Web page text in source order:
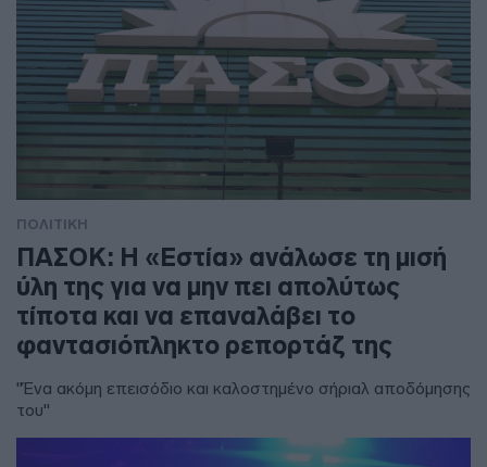
ΠΟΛΙΤΙΚΗ
ΠΑΣΟΚ: Η «Εστία» ανάλωσε τη μισή
ύλη της για να μην πει απολύτως
τίποτα και να επαναλάβει το
φαντασιόπληκτο ρεπορτάζ της
"Ένα ακόμη επεισόδιο και καλοστημένο σήριαλ αποδόμησης
του"